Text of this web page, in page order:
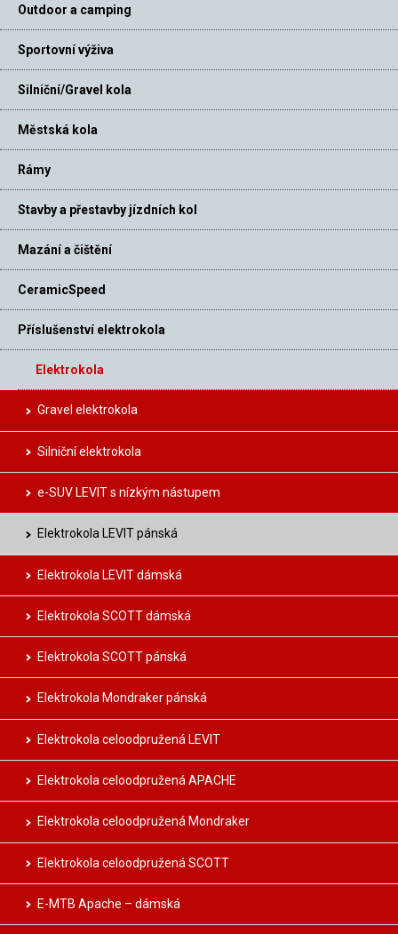
Outdoor a camping
Sportovní výživa
Silniční/Gravel kola
Městská kola
Rámy
Stavby a přestavby jízdních kol
Mazání a čištění
CeramicSpeed
Příslušenství elektrokola
Elektrokola
Gravel elektrokola
Silniční elektrokola
e-SUV LEVIT s nízkým nástupem
Elektrokola LEVIT pánská
Elektrokola LEVIT dámská
Elektrokola SCOTT dámská
Elektrokola SCOTT pánská
Elektrokola Mondraker pánská
Elektrokola celoodpružená LEVIT
Elektrokola celoodpružená APACHE
Elektrokola celoodpružená Mondraker
Elektrokola celoodpružená SCOTT
E-MTB Apache – dámská